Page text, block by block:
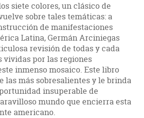
siete colores, un clásico de
sobre tales temáticas: a
de manifestaciones
Latina, Germán Arciniegas
revisión de todas y cada
vividas por las regiones
inmenso mosaico. Este libro
las más sobresalientes y le brinda
insuperable de
mundo que encierra esta
americano.